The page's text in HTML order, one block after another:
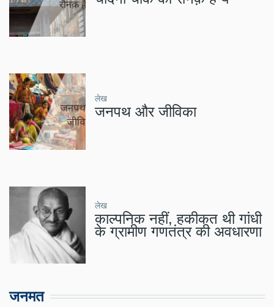
लेख
जनपथ और जीविका
लेख
काल्पनिक नहीं, हकीकत थी गांधी
के ग्रामीण गणतंत्र की अवधारणा
जनमत